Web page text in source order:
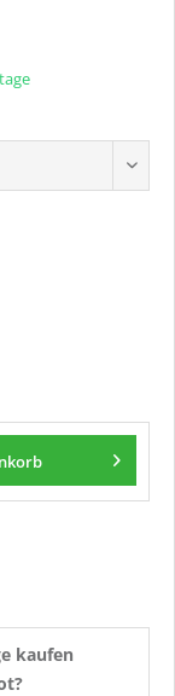
kaufen